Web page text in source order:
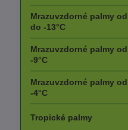
Mrazuvzdorné palmy od
do -13°C
Mrazuvzdorné palmy
-9°C
Mrazuvzdorné palmy
-4°C
Tropické palmy